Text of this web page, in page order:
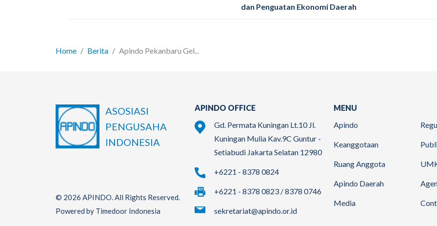
dan Penguatan Ekonomi Daerah
Home Berita Apindo Pekanbaru Gel...
ASOSIASI
PENGUSAHA
INDONESIA
© 2026 APINDO. All Rights Reserved.
Powered by Timedoor Indonesia
APINDO OFFICE
Gd. Permata Kuningan Lt.10 Jl.
Kuningan Mulia Kav.9C Guntur -
Setiabudi Jakarta Selatan 12980
+6221 - 8378 0824
+6221 - 8378 0823 / 8378 0746
sekretariat@apindo.or.id
MENU
Apindo
Keanggotaan
Ruang Anggota
Apindo Daerah
Media